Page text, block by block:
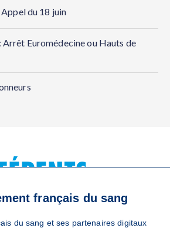
du 18 juin
Arrêt Euromédecine ou Hauts de
français du sang
du sang et ses partenaires digitaux